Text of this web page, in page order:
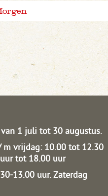
1 juli tot 30 augustus.
m vrijdag: 10.00 tot 12.30
tot 18.00 uur
13.00 uur.Zaterdag